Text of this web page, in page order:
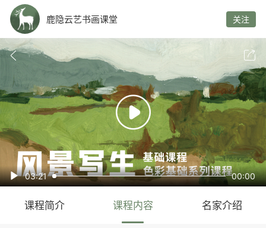
鹿隐云艺书画课堂 关注

 03:21 00:00
 
课程简介 课程内容 名家介绍